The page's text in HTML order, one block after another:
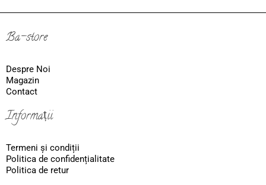
Ba-store
Despre Noi
Magazin
Contact
Informații
Termeni și condiții
Politica de confidențialitate
Politica de retur